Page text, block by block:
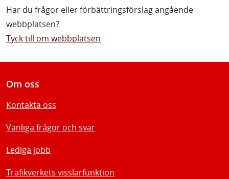
Har du frågor eller förbättringsförslag angående
webbplatsen?
Tyck till om webbplatsen
Om oss
Kontakta oss
Vanliga frågor och svar
Lediga jobb
Trafikverkets visslarfunktion